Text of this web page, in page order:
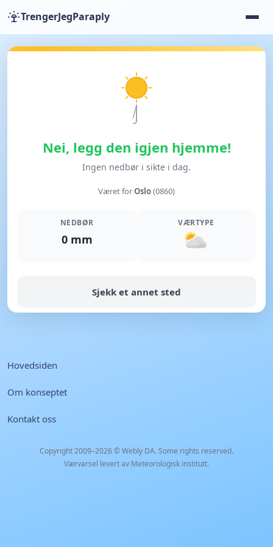
TrengerJegParaply
Nei, legg den igjen hjemme!
Ingen nedbør i sikte i dag.
Været forOslo(0860)
NEDBØR
0 mm
VÆRTYPE
Sjekk et annet sted
Hovedsiden
Om konseptet
Kontakt oss
Copyright 2009–2026 ©Webly DA. Some rights reserved.
Værvarsel levert av Meteorologisk institutt.